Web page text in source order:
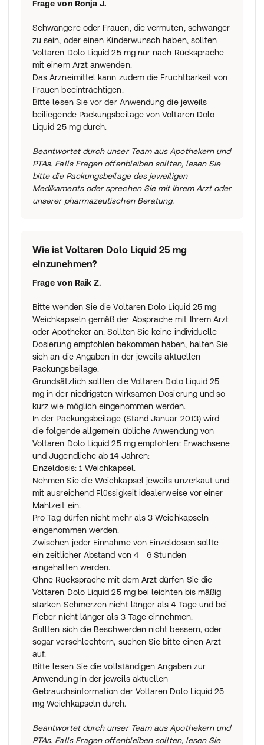
Frage von Ronja J.
Schwangere oder Frauen, die vermuten, schwanger
zu sein, oder einen Kinderwunsch haben, sollten
Voltaren Dolo Liquid 25 mg nur nach Rücksprache
mit einem Arzt anwenden.
Das Arzneimittel kann zudem die Fruchtbarkeit von
Frauen beeinträchtigen.
Bitte lesen Sie vor der Anwendung die jeweils
beiliegende Packungsbeilage von Voltaren Dolo
Liquid 25 mg durch.
Beantwortet durch unser Team aus Apothekern und
PTAs. Falls Fragen offenbleiben sollten, lesen Sie
bitte die Packungsbeilage des jeweiligen
Medikaments oder sprechen Sie mit Ihrem Arzt oder
unserer pharmazeutischen Beratung.
Wie ist Voltaren Dolo Liquid 25 mg
einzunehmen?
Frage von Raik Z.
Bitte wenden Sie die Voltaren Dolo Liquid 25 mg
Weichkapseln gemäß der Absprache mit Ihrem Arzt
oder Apotheker an. Sollten Sie keine individuelle
Dosierung empfohlen bekommen haben, halten Sie
sich an die Angaben in der jeweils aktuellen
Packungsbeilage.
Grundsätzlich sollten die Voltaren Dolo Liquid 25
mg in der niedrigsten wirksamen Dosierung und so
kurz wie möglich eingenommen werden.
In der Packungsbeilage (Stand Januar 2013) wird
die folgende allgemein übliche Anwendung von
Voltaren Dolo Liquid 25 mg empfohlen: Erwachsene
und Jugendliche ab 14 Jahren:
Einzeldosis: 1 Weichkapsel.
Nehmen Sie die Weichkapsel jeweils unzerkaut und
mit ausreichend Flüssigkeit idealerweise vor einer
Mahlzeit ein.
Pro Tag dürfen nicht mehr als 3 Weichkapseln
eingenommen werden.
Zwischen jeder Einnahme von Einzeldosen sollte
ein zeitlicher Abstand von 4 - 6 Stunden
eingehalten werden.
Ohne Rücksprache mit dem Arzt dürfen Sie die
Voltaren Dolo Liquid 25 mg bei leichten bis mäßig
starken Schmerzen nicht länger als 4 Tage und bei
Fieber nicht länger als 3 Tage einnehmen.
Sollten sich die Beschwerden nicht bessern, oder
sogar verschlechtern, suchen Sie bitte einen Arzt
auf.
Bitte lesen Sie die vollständigen Angaben zur
Anwendung in der jeweils aktuellen
Gebrauchsinformation der Voltaren Dolo Liquid 25
mg Weichkapseln durch.
Beantwortet durch unser Team aus Apothekern und
PTAs. Falls Fragen offenbleiben sollten, lesen Sie